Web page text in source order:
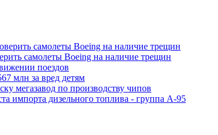
самолеты Boeing на наличие трещин
поездов
млн за вред детям
мегазавод по производству чипов
импорта дизельного топлива - группа А-95